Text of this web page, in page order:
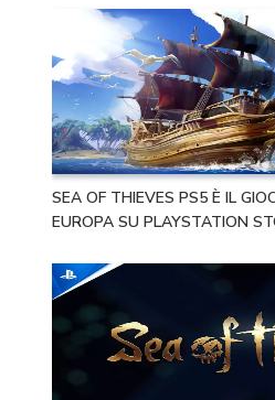
SEA OF THIEVES PS5 È IL
EUROPA SU PLAYSTATION